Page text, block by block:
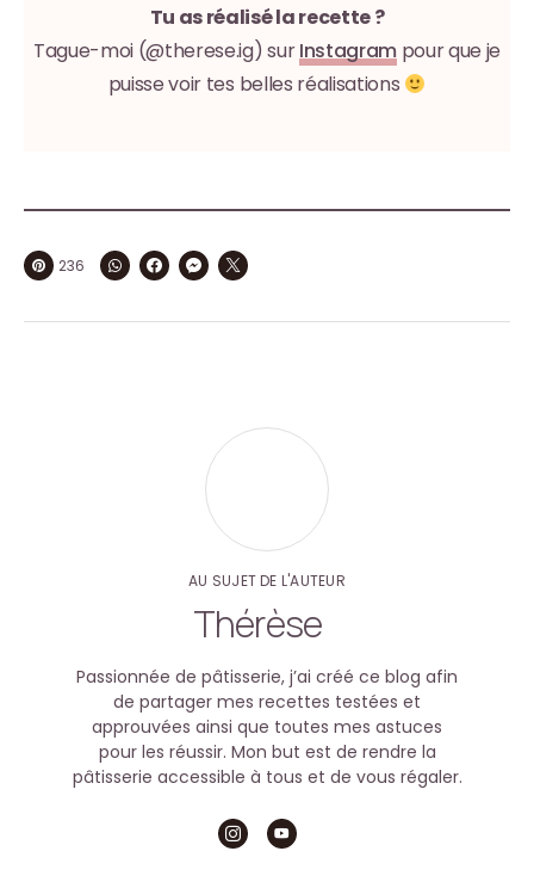
Tu as réalisé la recette ?
Tague-moi (@therese.ig) surInstagram pour que je
puisse voir tes belles réalisations
236
AU SUJET DE L'AUTEUR
Thérèse
Passionnée de pâtisserie, j’ai créé ce blog afin
de partager mes recettes testées et
approuvées ainsi que toutes mes astuces
pour les réussir. Mon but est de rendre la
pâtisserie accessible à tous et de vous régaler.